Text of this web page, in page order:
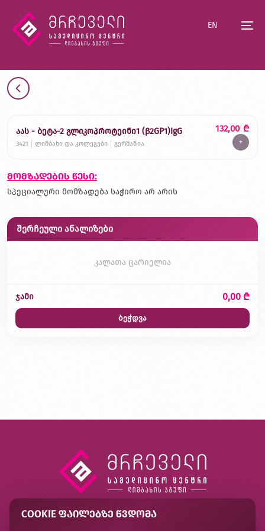
EN
აას - ბეტა-2 გლიკოპროტეინი1 (β2GP1)IgG
3421 ლიმბახი და კოლეგები გერმანია
132,00 ₾
+
მომზადების წესი:
სპეციალური მომზადება საჭირო არ არის
შერჩეული ანალიზები
კალათა ცარიელია
ჯამი 0,00 ₾
ბეჭდვა
COOKIE ᲤᲐᲘᲚᲔᲑᲖᲔ ᲬᲕᲓᲝᲛᲐ